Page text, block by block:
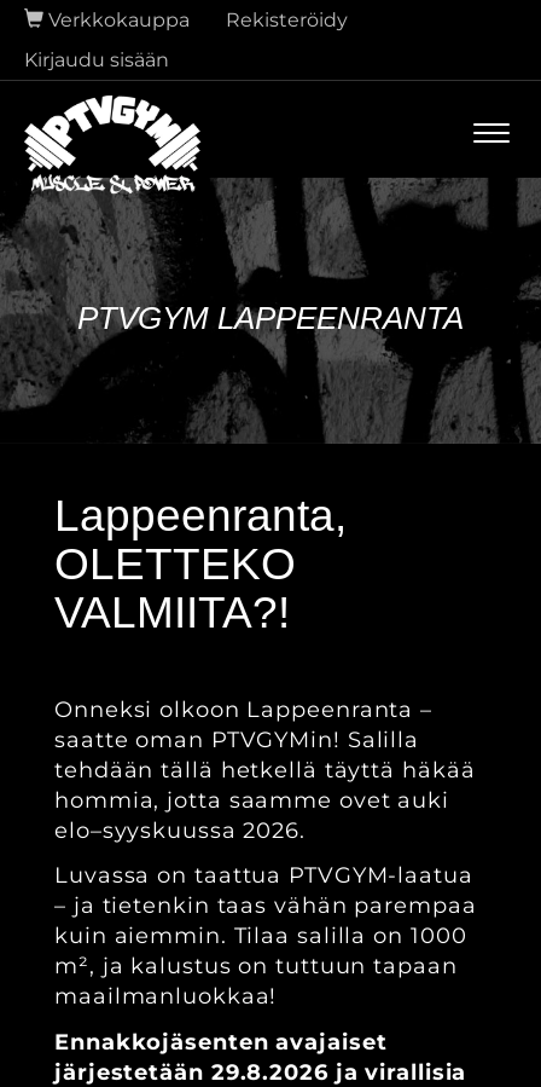
Verkkokauppa
Rekisteröidy
Kirjaudu sisään
PTVGYM LAPPEENRANTA
Lappeenranta,
OLETTEKO
VALMIITA?!
Onneksi olkoon Lappeenranta –
saatte oman PTVGYMin! Salilla
tehdään tällä hetkellä täyttä häkää
hommia, jotta saamme ovet auki
elo–syyskuussa 2026.
Luvassa on taattua PTVGYM-laatua
– ja tietenkin taas vähän parempaa
kuin aiemmin. Tilaa salilla on 1000
m², ja kalustus on tuttuun tapaan
maailmanluokkaa!
Ennakkojäsenten avajaiset
järjestetään 29.8.2026 ja virallisia